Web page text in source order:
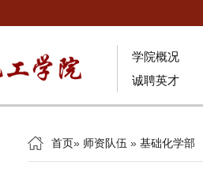
学院概况
诚聘英才
首页» 师资队伍 » 基础化学部